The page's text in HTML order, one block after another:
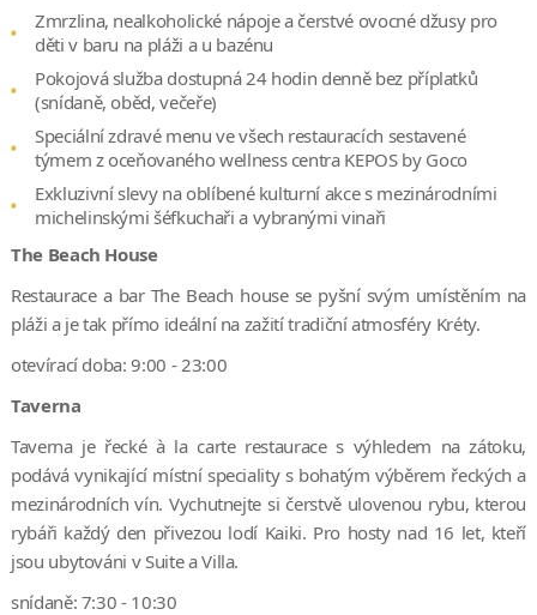
Zmrzlina, nealkoholické nápoje a čerstvé ovocné džusy pro
děti v baru na pláži a u bazénu
Pokojová služba dostupná 24 hodin denně bez příplatků
(snídaně, oběd, večeře)
Speciální zdravé menu ve všech restauracích sestavené
týmem z oceňovaného wellness centra KEPOS by Goco
Exkluzivní slevy na oblíbené kulturní akce s mezinárodními
michelinskými šéfkuchaři a vybranými vinaři
The Beach House
Restaurace a bar The Beach house se pyšní svým umístěním na
pláži a je tak přímo ideální na zažití tradiční atmosféry Kréty.
otevírací doba: 9:00 - 23:00
Taverna
Taverna je řecké à la carte restaurace s výhledem na zátoku,
podává vynikající místní speciality s bohatým výběrem řeckých a
mezinárodních vín. Vychutnejte si čerstvě ulovenou rybu, kterou
rybáři každý den přivezou lodí Kaiki. Pro hosty nad 16 let, kteří
jsou ubytováni v Suite a Villa.
snídaně: 7:30 - 10:30